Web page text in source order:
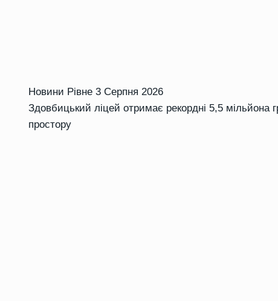
Новини Рівне 3 Серпня 2026
Здовбицький ліцей отримає рекордні 5,5 мільйона
простору